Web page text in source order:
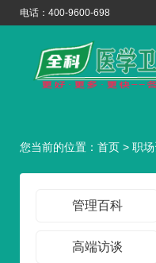
电话：400-9600-698
您当前的位置： 首页 > 职
管理百科
高端访谈